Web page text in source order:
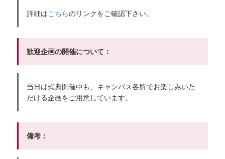
詳細はこちらのリンクをご確認下さい。
歓迎企画の開催について：
当日は式典開催中も、キャンパス各所でお楽しみいた
だける企画をご用意しています。
備考：